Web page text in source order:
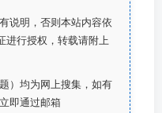
说明，否则本站内容依
进行授权，转载请附上
）均为网上搜集，如有
即通过邮箱